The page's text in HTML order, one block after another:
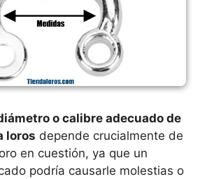
o calibre adecuado de
loros depende crucialmente de
en cuestión, ya que un
podría causarle molestias o